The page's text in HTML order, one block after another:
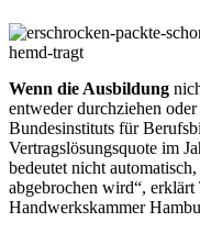
Wenn die Ausbildung
entweder durchziehen
Bundesinstituts für
Vertragslösungsquote im
bedeutet nicht
abgebrochen wird“,
Handwerkskammer